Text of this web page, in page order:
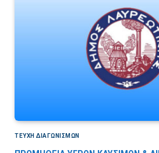
ΤΕΎΧΗ ΔΙΑΓΩΝΙΣΜΏΝ